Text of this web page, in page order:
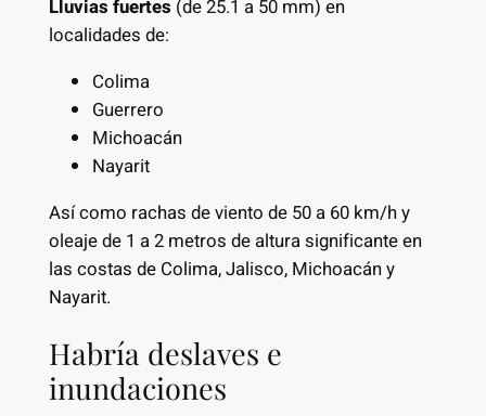
Lluvias fuertes (de 25.1 a 50 mm) en
localidades de:
Colima
Guerrero
Michoacán
Nayarit
Así como rachas de viento de 50 a 60 km/h y
oleaje de 1 a 2 metros de altura significante en
las costas de Colima, Jalisco, Michoacán y
Nayarit.
Habría deslaves e
inundaciones